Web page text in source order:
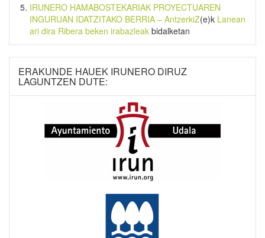
IRUNERO HAMABOSTEKARIAK PROYECTUAREN
INGURUAN IDATZITAKO BERRIA – AntzerkiZ(e)k Lanean
ari dira Ribera beken irabazleak bidalketan
ERAKUNDE HAUEK IRUNERO DIRUZ
LAGUNTZEN DUTE: